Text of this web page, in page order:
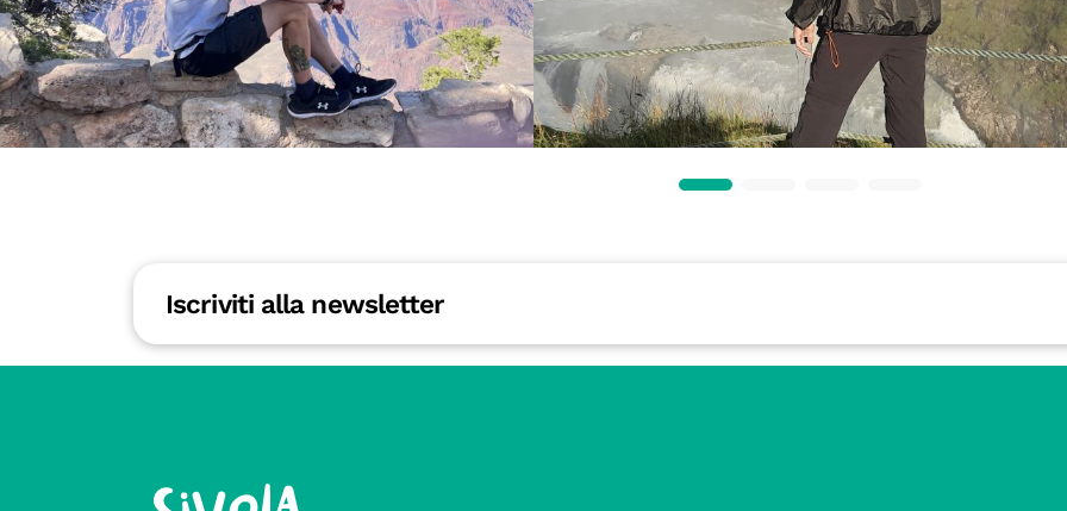
Iscriviti alla newsletter